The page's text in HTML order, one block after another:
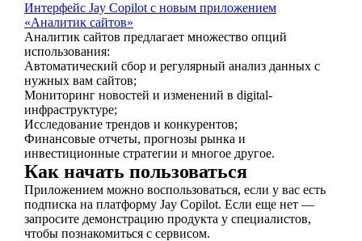
Интерфейс Jay Copilot с новым приложением
«Аналитик сайтов»
Аналитик сайтов предлагает множество опций
использования:
Автоматический сбор и регулярный анализ данных с
нужных вам сайтов;
Мониторинг новостей и изменений в digital-
инфраструктуре;
Исследование трендов и конкурентов;
Финансовые отчеты, прогнозы рынка и
инвестиционные стратегии и многое другое.
Как начать пользоваться
Приложением можно воспользоваться, если у вас есть
подписка на платформу Jay Copilot. Если еще нет —
запросите демонстрацию продукта у специалистов,
чтобы познакомиться с сервисом.